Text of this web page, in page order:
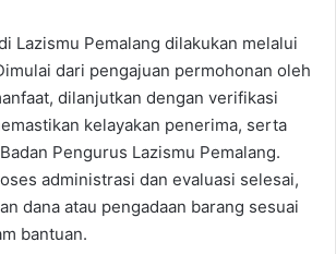
Lazismu Pemalang dilakukan melalui
dari pengajuan permohonan oleh
dilanjutkan dengan verifikasi
kelayakan penerima, serta
Pengurus Lazismu Pemalang.
administrasi dan evaluasi selesai,
dana atau pengadaan barang sesuai
bantuan.